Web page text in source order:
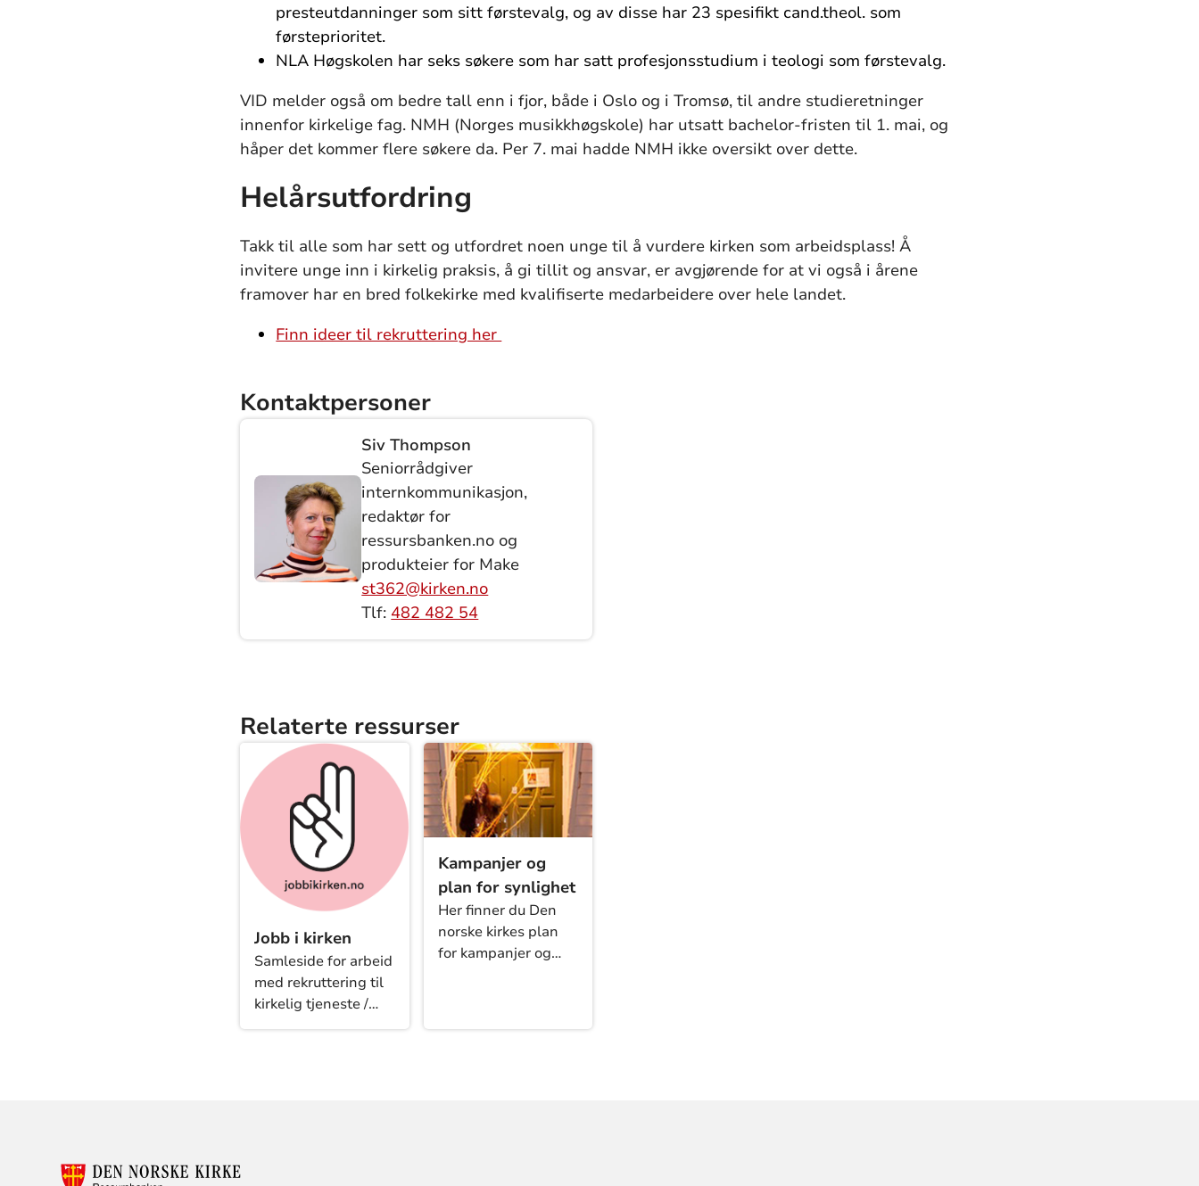
presteutdanninger som sitt førstevalg, og av disse har 23 spesifikt cand.theol. som
førsteprioritet.
NLA Høgskolen har seks søkere som har satt profesjonsstudium i teologi som førstevalg.
VID melder også om bedre tall enn i fjor, både i Oslo og i Tromsø, til andre studieretninger
innenfor kirkelige fag. NMH (Norges musikkhøgskole) har utsatt bachelor-fristen til 1. mai, og
håper det kommer flere søkere da. Per 7. mai hadde NMH ikke oversikt over dette.
Helårsutfordring
Takk til alle som har sett og utfordret noen unge til å vurdere kirken som arbeidsplass! Å
invitere unge inn i kirkelig praksis, å gi tillit og ansvar, er avgjørende for at vi også i årene
framover har en bred folkekirke med kvalifiserte medarbeidere over hele landet.
Finn ideer til rekruttering her
Kontaktpersoner
Siv Thompson
Seniorrådgiver
internkommunikasjon,
redaktør for
ressursbanken.no og
produkteier for Make
st362@kirken.no
Tlf: 482 482 54
Relaterte ressurser
Jobb i kirken
Samleside for arbeid
med rekruttering til
kirkelig tjeneste /
jobbikirken
Kampanjer og
plan for synlighet
Her finner du Den
norske kirkes plan
for kampanjer og